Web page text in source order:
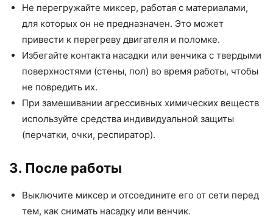
Не перегружайте миксер, работая с материалами,
для которых он не предназначен. Это может
привести к перегреву двигателя и поломке.
Избегайте контакта насадки или венчика с твердыми
поверхностями (стены, пол) во время работы, чтобы
не повредить их.
При замешивании агрессивных химических веществ
используйте средства индивидуальной защиты
(перчатки, очки, респиратор).
3. После работы
Выключите миксер и отсоедините его от сети перед
тем, как снимать насадку или венчик.